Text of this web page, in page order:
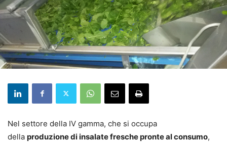
Nel settore della IV gamma, che si occupa
della produzione di insalate fresche pronte al consumo,